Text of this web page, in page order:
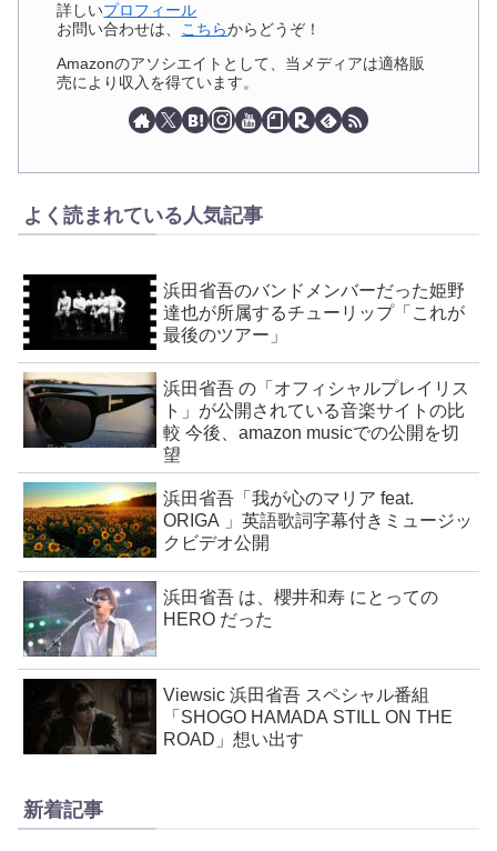
詳しいプロフィール
お問い合わせは、
こちらからどうぞ！
Amazonのアソシエイトとして、当メディアは適格販
売により収入を得ています。
よく読まれている人気記事
浜田省吾のバンドメンバーだった姫野
達也が所属するチューリップ「これが
最後のツアー」
浜田省吾 の「オフィシャルプレイリス
ト」が公開されている音楽サイトの比
較 今後、amazon musicでの公開を切
望
浜田省吾「我が心のマリア feat.
ORIGA 」英語歌詞字幕付きミュージッ
クビデオ公開
浜田省吾 は、櫻井和寿 にとっての
HERO だった
Viewsic 浜田省吾 スペシャル番組
「SHOGO HAMADA STILL ON THE
ROAD」想い出す
新着記事